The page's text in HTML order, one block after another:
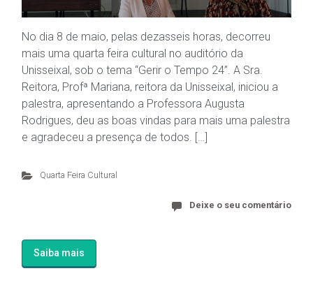
No dia 8 de maio, pelas dezasseis horas, decorreu
mais uma quarta feira cultural no auditório da
Unisseixal, sob o tema “Gerir o Tempo 24”. A Sra.
Reitora, Profª Mariana, reitora da Unisseixal, iniciou a
palestra, apresentando a Professora Augusta
Rodrigues, deu as boas vindas para mais uma palestra
e agradeceu a presença de todos. […]
Quarta Feira Cultural
Deixe o seu comentário
Saiba mais